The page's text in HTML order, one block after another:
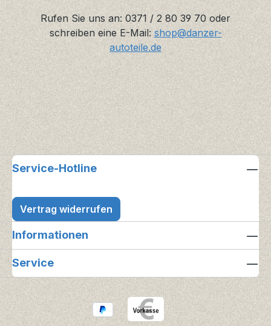
Rufen Sie uns an: 0371 / 2 80 39 70 oder
schreiben eine E-Mail: shop@danzer-
autoteile.de
Service-Hotline
Vertrag widerrufen
Informationen
Service